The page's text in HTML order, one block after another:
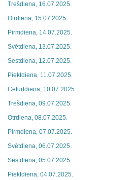
Trešdiena, 16.07.2025.
Otrdiena, 15.07.2025.
Pirmdiena, 14.07.2025.
Svētdiena, 13.07.2025.
Sestdiena, 12.07.2025.
Piektdiena, 11.07.2025.
Ceturtdiena, 10.07.2025.
Trešdiena, 09.07.2025.
Otrdiena, 08.07.2025.
Pirmdiena, 07.07.2025.
Svētdiena, 06.07.2025.
Sestdiena, 05.07.2025.
Piektdiena, 04.07.2025.